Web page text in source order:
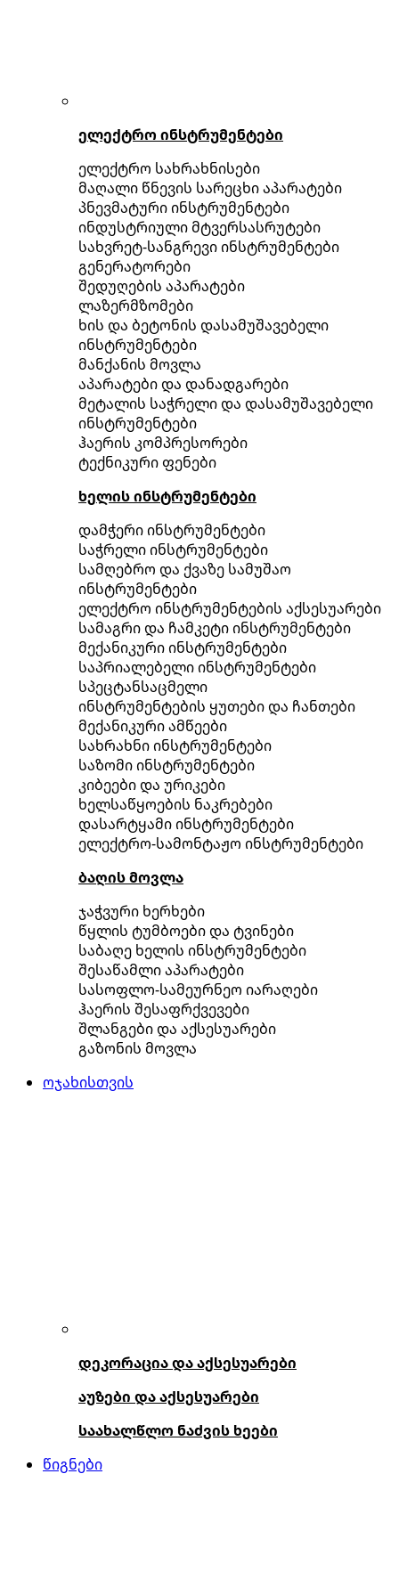
ელექტრო ინსტრუმენტები
ელექტრო სახრახნისები
მაღალი წნევის სარეცხი აპარატები
პნევმატური ინსტრუმენტები
ინდუსტრიული მტვერსასრუტები
სახვრეტ-სანგრევი ინსტრუმენტები
გენერატორები
შედუღების აპარატები
ლაზერმზომები
ხის და ბეტონის დასამუშავებელი
ინსტრუმენტები
მანქანის მოვლა
აპარატები და დანადგარები
მეტალის საჭრელი და დასამუშავებელი
ინსტრუმენტები
ჰაერის კომპრესორები
ტექნიკური ფენები
ხელის ინსტრუმენტები
დამჭერი ინსტრუმენტები
საჭრელი ინსტრუმენტები
სამღებრო და ქვაზე სამუშაო
ინსტრუმენტები
ელექტრო ინსტრუმენტების აქსესუარები
სამაგრი და ჩამკეტი ინსტრუმენტები
მექანიკური ინსტრუმენტები
საპრიალებელი ინსტრუმენტები
სპეცტანსაცმელი
ინსტრუმენტების ყუთები და ჩანთები
მექანიკური ამწეები
სახრახნი ინსტრუმენტები
საზომი ინსტრუმენტები
კიბეები და ურიკები
ხელსაწყოების ნაკრებები
დასარტყამი ინსტრუმენტები
ელექტრო-სამონტაჟო ინსტრუმენტები
ბაღის მოვლა
ჯაჭვური ხერხები
წყლის ტუმბოები და ტვინები
საბაღე ხელის ინსტრუმენტები
შესაწამლი აპარატები
სასოფლო-სამეურნეო იარაღები
ჰაერის შესაფრქვევები
შლანგები და აქსესუარები
გაზონის მოვლა
ოჯახისთვის
დეკორაცია და აქსესუარები
აუზები და აქსესუარები
საახალწლო ნაძვის ხეები
წიგნები